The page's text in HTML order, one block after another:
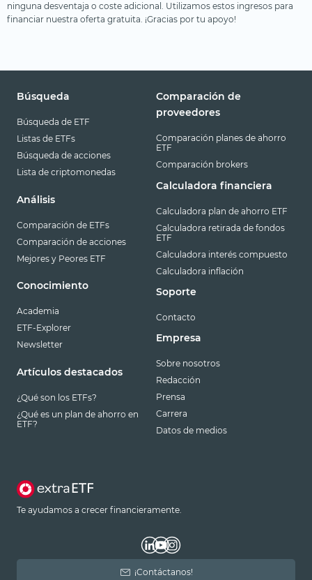
ninguna desventaja o coste adicional. Utilizamos estos ingresos para
financiar nuestra oferta gratuita. ¡Gracias por tu apoyo!
Búsqueda
Búsqueda de ETF
Listas de ETFs
Búsqueda de acciones
Lista de criptomonedas
Análisis
Comparación de ETFs
Comparación de acciones
Mejores y Peores ETF
Conocimiento
Academia
ETF-Explorer
Newsletter
Artículos destacados
¿Qué son los ETFs?
¿Qué es un plan de ahorro en
ETF?
Comparación de
proveedores
Comparación planes de ahorro
ETF
Comparación brokers
Calculadora financiera
Calculadora plan de ahorro ETF
Calculadora retirada de fondos
ETF
Calculadora interés compuesto
Calculadora inflación
Soporte
Contacto
Empresa
Sobre nosotros
Redacción
Prensa
Carrera
Datos de medios
Te ayudamos a crecer financieramente.
¡Contáctanos!